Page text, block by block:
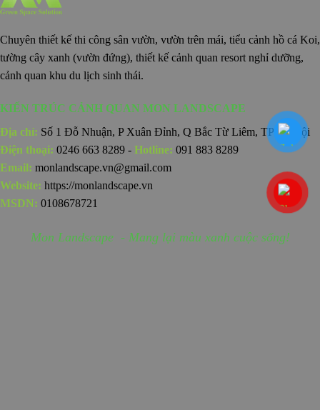
Chuyên thiết kế thi công sân vườn, vườn trên mái, tiểu cảnh hồ cá Koi,
tường cây xanh (vườn đứng), thiết kế cảnh quan resort nghỉ dưỡng,
cảnh quan khu du lịch sinh thái.
KIẾN TRÚC CẢNH QUAN MON LANDSCAPE
Địa chỉ: Số 1 Đỗ Nhuận, P Xuân Đỉnh, Q Bắc Từ Liêm, TP Hà Nội
Điện thoại: 0246 663 8289 - Hotline: 091 883 8289
Email: monlandscape.vn@gmail.com
Website: https://monlandscape.vn
MSDN: 0108678721
Mon Landscape - Mang lại màu xanh cuộc sống!